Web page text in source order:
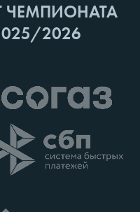
ЧЕМПИОНАТА
2026